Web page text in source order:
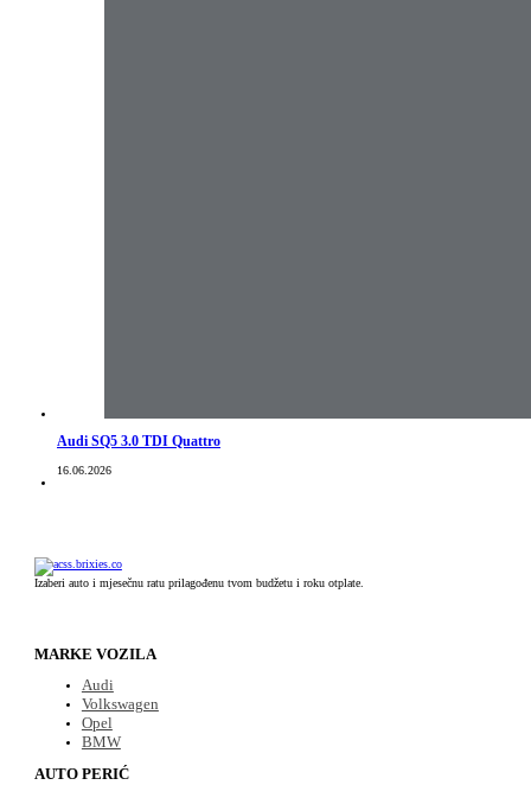
Audi SQ5 3.0 TDI Quattro
16.06.2026
Izaberi auto i mjesečnu ratu prilagođenu tvom budžetu i roku otplate.
MARKE VOZILA
Audi
Volkswagen
Opel
BMW
AUTO PERIĆ